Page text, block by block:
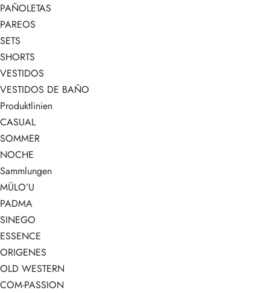
PAÑOLETAS
PAREOS
SETS
SHORTS
VESTIDOS
VESTIDOS DE BAÑO
Produktlinien
CASUAL
SOMMER
NOCHE
Sammlungen
MÜLO’U
PADMA
SINEGO
ESSENCE
ORIGENES
OLD WESTERN
COM-PASSION